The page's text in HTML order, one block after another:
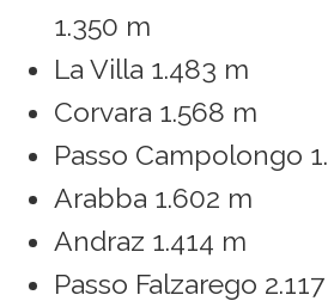
1.350 m
La Villa 1.483 m
Corvara 1.568 m
Passo Campolongo
Arabba 1.602 m
Andraz 1.414 m
Passo Falzarego